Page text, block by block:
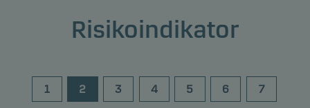
Risikoindikator
1 2 3 4 5 6 7